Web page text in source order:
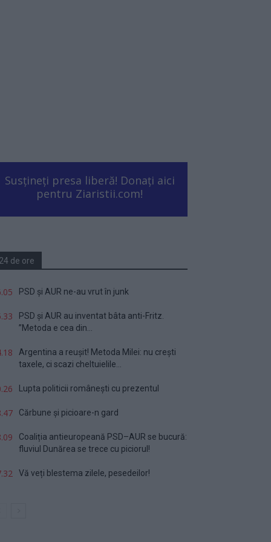
Susțineți presa liberă! Donați aici
pentru Ziaristii.com!
24 de ore
PSD și AUR ne-au vrut în junk
PSD și AUR au inventat bâta anti-Fritz.
”Metoda e cea din...
Argentina a reușit! Metoda Milei: nu crești
taxele, ci scazi cheltuielile...
Lupta politicii românești cu prezentul
Cărbune și picioare-n gard
Coaliția antieuropeană PSD–AUR se bucură:
fluviul Dunărea se trece cu piciorul!
Vă veți blestema zilele, pesedeilor!